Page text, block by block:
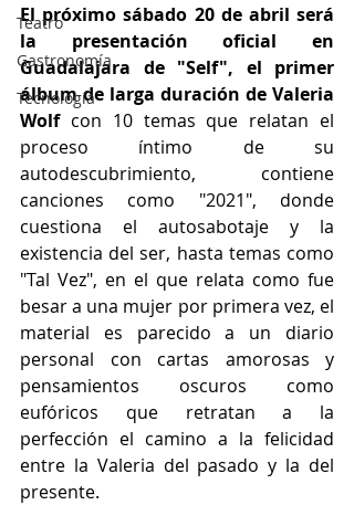
Teatro
Gastronomía
Tecnología
El próximo sábado 20 de abril será
la presentación oficial en
Guadalajara de "Self", el primer
álbum de larga duración de Valeria
Wolf con 10 temas que relatan el
proceso íntimo de su
autodescubrimiento, contiene
canciones como "2021", donde
cuestiona el autosabotaje y la
existencia del ser, hasta temas como
"Tal Vez", en el que relata como fue
besar a una mujer por primera vez, el
material es parecido a un diario
personal con cartas amorosas y
pensamientos oscuros como
eufóricos que retratan a la
perfección el camino a la felicidad
entre la Valeria del pasado y la del
presente.